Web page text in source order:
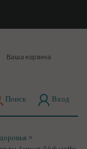
Ваша корзина
Поиск Вход
>